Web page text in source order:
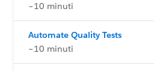
~10 minuti
Automate Quality Tests
~10 minuti